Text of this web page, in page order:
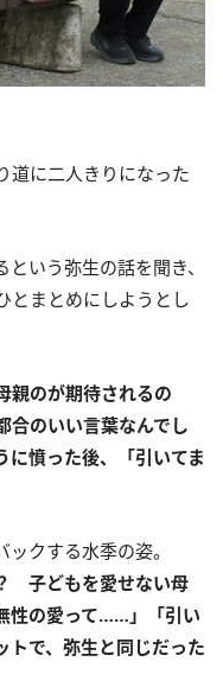
道に二人きりになった
いう弥生の話を聞き、
とまとめにしようとし
親のが期待されるの
のいい言葉なんでし
に憤った後、「引いてま
クする水季の姿。
子どもを愛せない母
性の愛って……」「引い
トで、弥生と同じだった